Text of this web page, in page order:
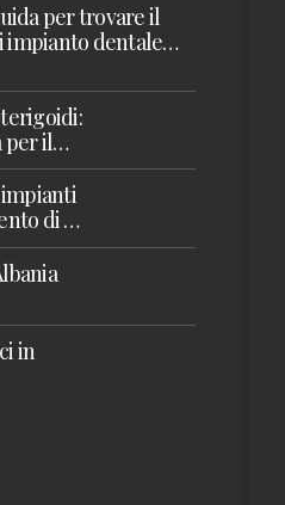
per trovare il
impianto dentale
per il
di un
in